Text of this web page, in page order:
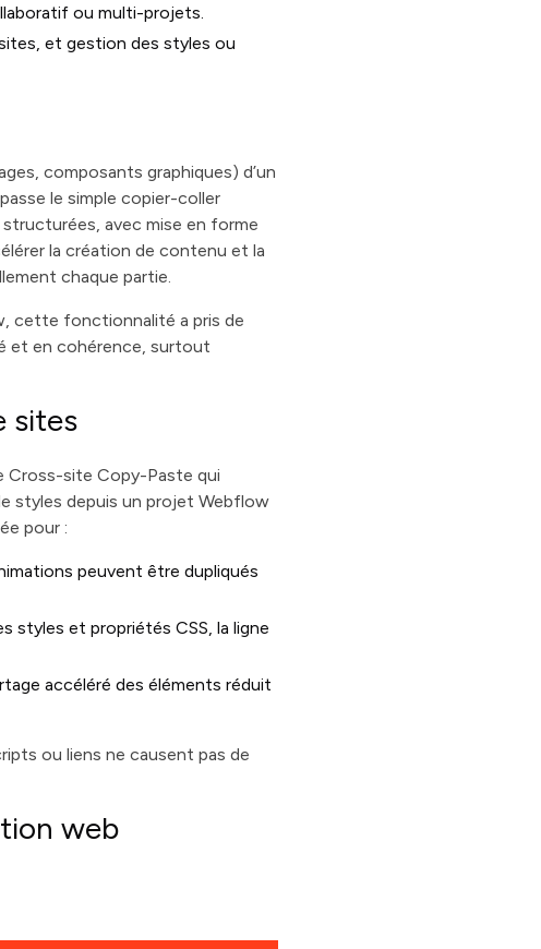
ou multi-projets.
et gestion des styles ou
composants graphiques) d’un
le simple copier-coller
avec mise en forme
la création de contenu et la
chaque partie.
cette fonctionnalité a pris de
et en cohérence, surtout
sites
Cross-site Copy-Paste qui
styles depuis un projet Webflow
pour :
peuvent être dupliqués
styles et propriétés CSS, la ligne
accéléré des éléments réduit
ou liens ne causent pas de
web